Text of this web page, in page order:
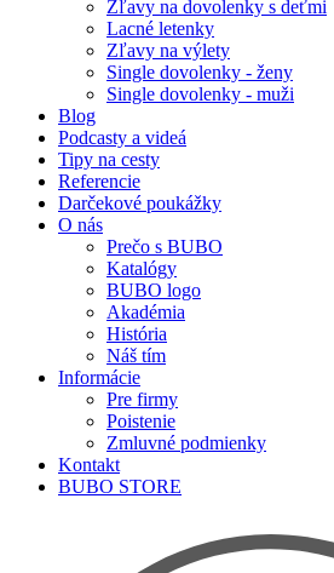
Zľavy na dovolenky s deťmi
Lacné letenky
Zľavy na výlety
Single dovolenky - ženy
Single dovolenky - muži
Blog
Podcasty a videá
Tipy na cesty
Referencie
Darčekové poukážky
O nás
Prečo s BUBO
Katalógy
BUBO logo
Akadémia
História
Náš tím
Informácie
Pre firmy
Poistenie
Zmluvné podmienky
Kontakt
BUBO STORE